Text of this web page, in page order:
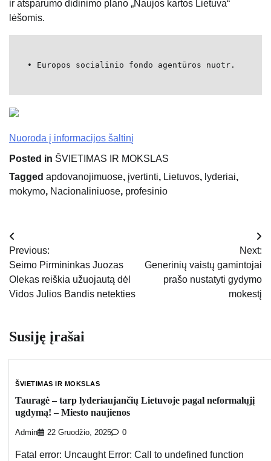
ir atsparumo didinimo plano „Naujos kartos Lietuva“
lėšomis.
• Europos socialinio fondo agentūros nuotr.
Nuoroda į informacijos šaltinį
Posted in ŠVIETIMAS IR MOKSLAS
Tagged apdovanojimuose, įvertinti, Lietuvos, lyderiai,
mokymo, Nacionaliniuose, profesinio
Navigacija
tarp
įrašų
Previous:
Seimo Pirmininkas Juozas
Olekas reiškia užuojautą dėl
Vidos Julios Bandis netekties
Next:
Generinių vaistų gamintojai
prašo nustatyti gydymo
mokestį
Susiję įrašai
ŠVIETIMAS IR MOKSLAS
Tauragė – tarp lyderiaujančių Lietuvoje pagal neformalųjį
ugdymą! – Miesto naujienos
Admin 22 Gruodžio, 2025 0
Fatal error: Uncaught Error: Call to undefined function